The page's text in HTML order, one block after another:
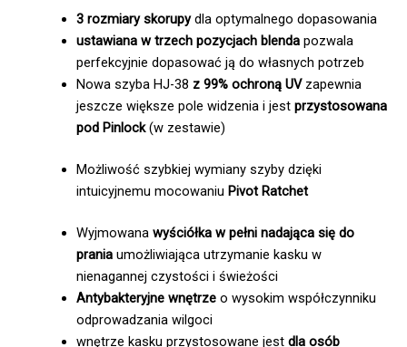
3 rozmiary skorupydla optymalnego dopasowania
ustawiana w trzech pozycjach blendapozwala
perfekcyjnie dopasować ją do własnych potrzeb
Nowa szyba HJ-38 z 99% ochroną UVzapewnia
jeszcze większe pole widzenia i jest przystosowana
pod Pinlock(w zestawie)
Możliwość szybkiej wymiany szyby dzięki
intuicyjnemu mocowaniu Pivot Ratchet
Wyjmowana wyściółka w pełni nadająca się do
prania umożliwiająca utrzymanie kasku w
nienagannej czystości i świeżości
Antybakteryjne wnętrze o wysokim współczynniku
odprowadzania wilgoci
wnętrze kasku przystosowane jest dla osób